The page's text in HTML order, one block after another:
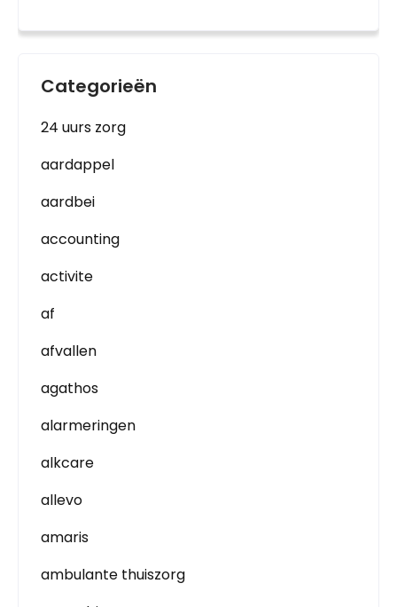
Categorieën
24 uurs zorg
aardappel
aardbei
accounting
activite
af
afvallen
agathos
alarmeringen
alkcare
allevo
amaris
ambulante thuiszorg